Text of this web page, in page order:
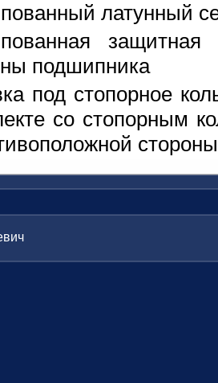
латунный
подшипника
под стопорное
со стопорным
стороны